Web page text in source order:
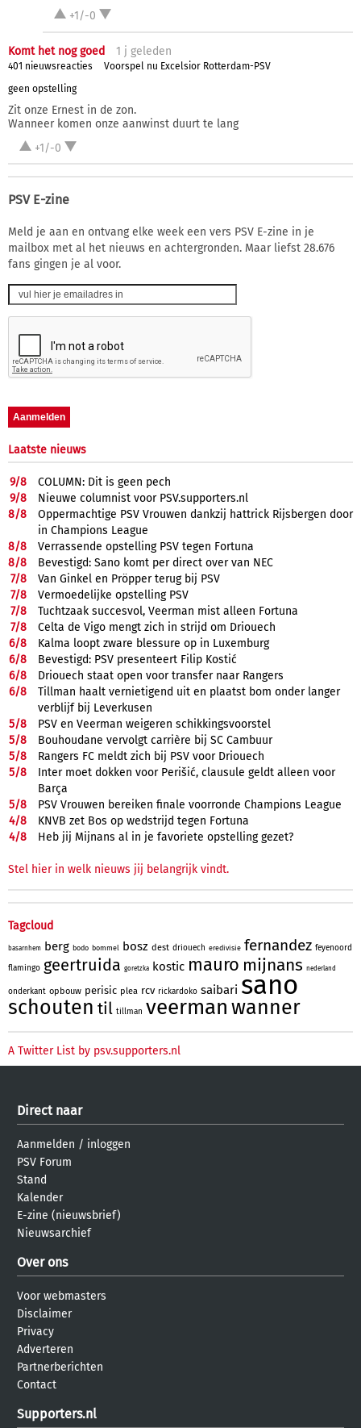
+1/-0
Komt het nog goed 1 j geleden
401 nieuwsreacties
Voorspel nu Excelsior Rotterdam-PSV
geen opstelling
Zit onze Ernest in de zon.
Wanneer komen onze aanwinst duurt te lang
+1/-0
PSV E-zine
Meld je aan en ontvang elke week een vers PSV E-zine in je
mailbox met al het nieuws en achtergronden. Maar liefst 28.676
fans gingen je al voor.
Laatste nieuws
9/8
COLUMN: Dit is geen pech
9/8
Nieuwe columnist voor PSV.supporters.nl
8/8
Oppermachtige PSV Vrouwen dankzij hattrick Rijsbergen door
in Champions League
8/8
Verrassende opstelling PSV tegen Fortuna
8/8
Bevestigd: Sano komt per direct over van NEC
7/8
Van Ginkel en Pröpper terug bij PSV
7/8
Vermoedelijke opstelling PSV
7/8
Tuchtzaak succesvol, Veerman mist alleen Fortuna
7/8
Celta de Vigo mengt zich in strijd om Driouech
6/8
Kalma loopt zware blessure op in Luxemburg
6/8
Bevestigd: PSV presenteert Filip Kostić
6/8
Driouech staat open voor transfer naar Rangers
6/8
Tillman haalt vernietigend uit en plaatst bom onder langer
verblijf bij Leverkusen
5/8
PSV en Veerman weigeren schikkingsvoorstel
5/8
Bouhoudane vervolgt carrière bij SC Cambuur
5/8
Rangers FC meldt zich bij PSV voor Driouech
5/8
Inter moet dokken voor Perišić, clausule geldt alleen voor
Barça
5/8
PSV Vrouwen bereiken finale voorronde Champions League
4/8
KNVB zet Bos op wedstrijd tegen Fortuna
4/8 Heb jij Mijnans al in je favoriete opstelling gezet?
Stel hier in welk nieuws jij belangrijk vindt.
Tagcloud
basarnhem berg bodo bommel bosz dest driouech eredivisie fernandez feyenoord
flamingo geertruida goretzka kostic mauro mijnans nederland
onderkant opbouw perisic plea rcv rickardoko saibari sano
schouten til tillman veerman wanner
A Twitter List by psv.supporters.nl
Direct naar
Aanmelden / inloggen
PSV Forum
Stand
Kalender
E-zine (nieuwsbrief)
Nieuwsarchief
Over ons
Voor webmasters
Disclaimer
Privacy
Adverteren
Partnerberichten
Contact
Supporters.nl